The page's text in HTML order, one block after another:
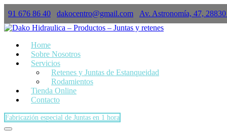
91 676 86 40 dakocentro@gmail.com Av. Astronomía, 47,
Home
Sobre Nosotros
Servicios
Retenes y Juntas de Estanqueidad
Rodamientos
Tienda Online
Contacto
Fabricazión especial de Juntas en 1 hora